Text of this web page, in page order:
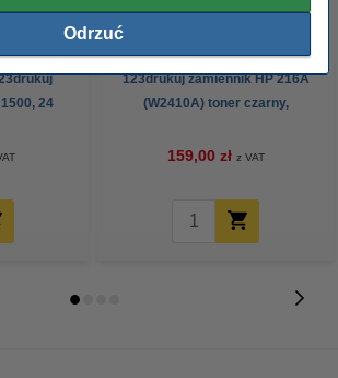
Odrzuć
24
123drukuj zamiennik HP 216A
(W2410A) toner czarny,
159,00 zł z VAT